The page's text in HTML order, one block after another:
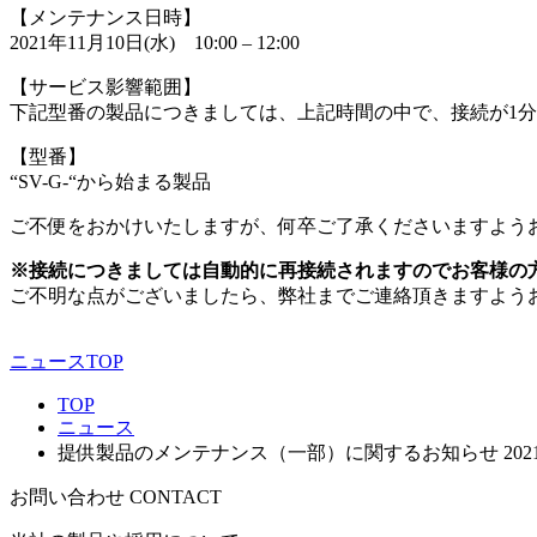
【メンテナンス日時】
2021年11月10日(水) 10:00 – 12:00
【サービス影響範囲】
下記型番の製品につきましては、上記時間の中で、接続が1
【型番】
“SV-G-“から始まる製品
ご不便をおかけいたしますが、何卒ご了承くださいますよう
※接続につきましては自動的に再接続されますのでお客様の
ご不明な点がございましたら、弊社までご連絡頂きますよう
ニュースTOP
TOP
ニュース
提供製品のメンテナンス（一部）に関するお知らせ
お問い合わせ CONTACT